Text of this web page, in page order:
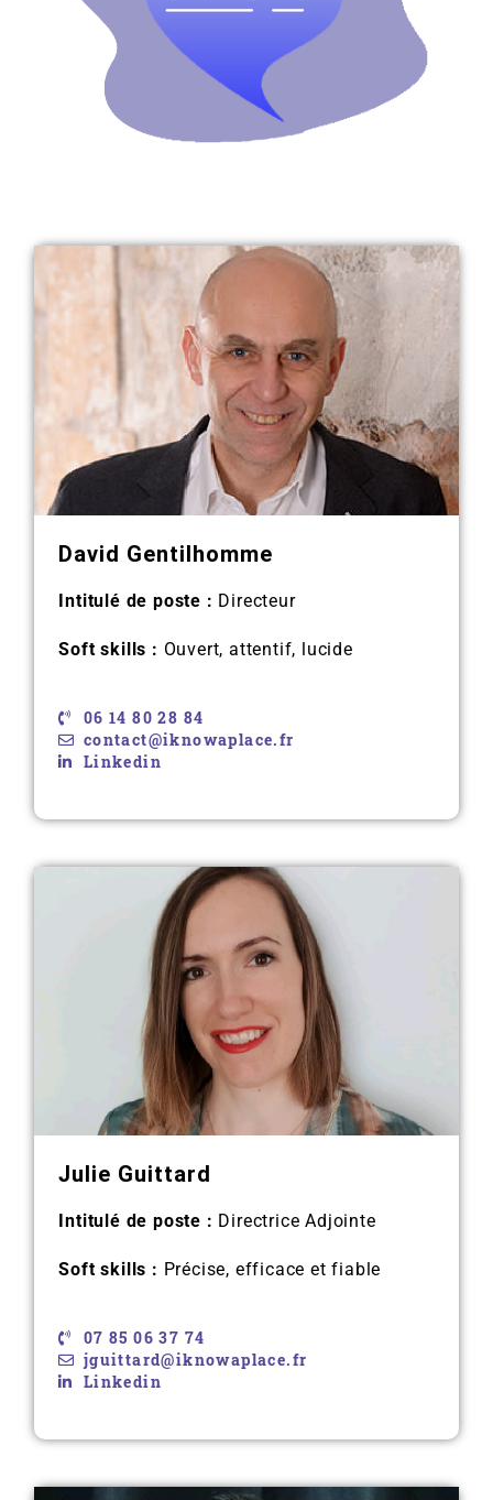
David Gentilhomme
Intitulé de poste : Directeur
Soft skills : Ouvert, attentif, lucide
06 14 80 28 84
contact@iknowaplace.fr
Linkedin
Julie Guittard
Intitulé de poste : Directrice Adjointe
Soft skills : Précise, efficace et fiable
07 85 06 37 74
jguittard@iknowaplace.fr
Linkedin